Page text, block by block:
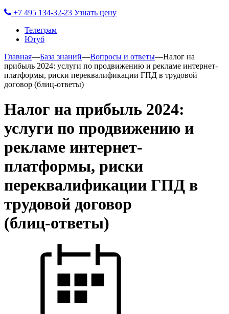
+7 495 134-32-23 Узнать цену
Телеграм
Ютуб
Главная—База знаний—Вопросы и ответы—Налог на
прибыль 2024: услуги по продвижению и рекламе интернет-
платформы, риски переквалификации ГПД в трудовой
договор (блиц-ответы)
Налог на прибыль 2024:
услуги по продвижению и
рекламе интернет-
платформы, риски
переквалификации ГПД в
трудовой договор
(блиц-ответы)